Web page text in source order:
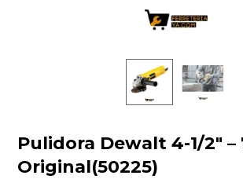
Ampliar la
Pulidora Dewalt 4-1/2″ –
Original(50225)